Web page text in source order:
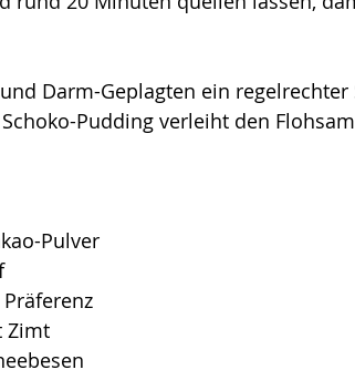
Darm-Geplagten ein regelrechter
Schoko-Pudding verleiht den
Pulver
Zimt